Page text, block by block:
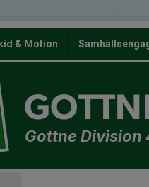
& Motion
Gottne Division